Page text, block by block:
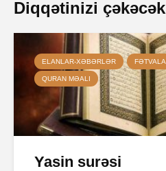
Diqqətinizi çəkəcək
ELANLAR-XƏBƏRLƏR
QURAN MƏALI
Yasin surəsi